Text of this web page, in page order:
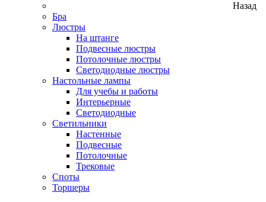
Назад
Бра
Люстры
На штанге
Подвесные люстры
Потолочные люстры
Светодиодные люстры
Настольные лампы
Для учебы и работы
Интерьерные
Светодиодные
Светильники
Настенные
Подвесные
Потолочные
Трековые
Споты
Торшеры